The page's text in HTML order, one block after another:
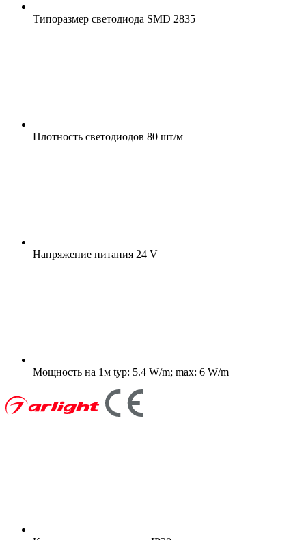
Типоразмер светодиода SMD 2835
Плотность светодиодов 80 шт/м
Напряжение питания 24 V
Мощность на 1м typ: 5.4 W/m; max: 6 W/m